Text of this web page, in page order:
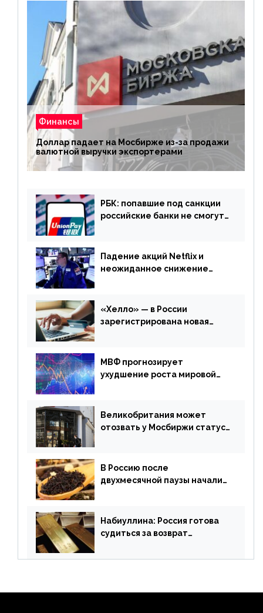
Финансы
Доллар падает на Мосбирже из-за продажи
валютной выручки экспортерами
РБК: попавшие под санкции
российские банки не смогут
Падение акций Netflix и
неожиданное снижение
апреля
«Хелло» — в России
зарегистрирована новая
МВФ прогнозирует
ухудшение роста мировой
апреля
Великобритания может
отозвать у Мосбиржи статус
В Россию после
двухмесячной паузы начали
Набиуллина: Россия готова
судиться за возврат
страны